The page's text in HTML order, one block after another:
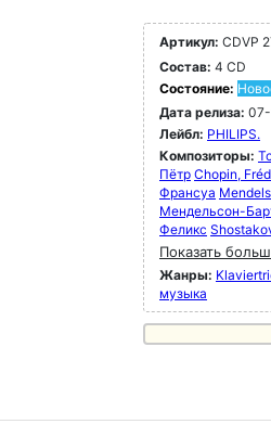
Артикул: CDVP
Состав: 4 CD
Состояние:
Дата релиза:
Лейбл: PHILIPS.
Композиторы:
Пётр Chopin,
Франсуа
Мендельсон-
Феликс
Показать
Жанры:
музыка